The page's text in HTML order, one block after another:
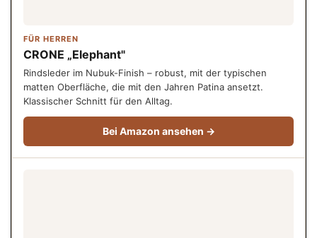
FÜR HERREN
CRONE „Elephant"
Rindsleder im Nubuk-Finish – robust, mit der typischen
matten Oberfläche, die mit den Jahren Patina ansetzt.
Klassischer Schnitt für den Alltag.
Bei Amazon ansehen →